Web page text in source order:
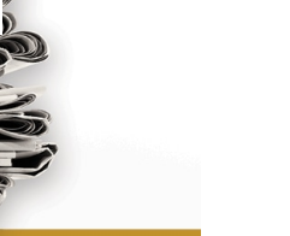
NIEPOKOJU
w jednym